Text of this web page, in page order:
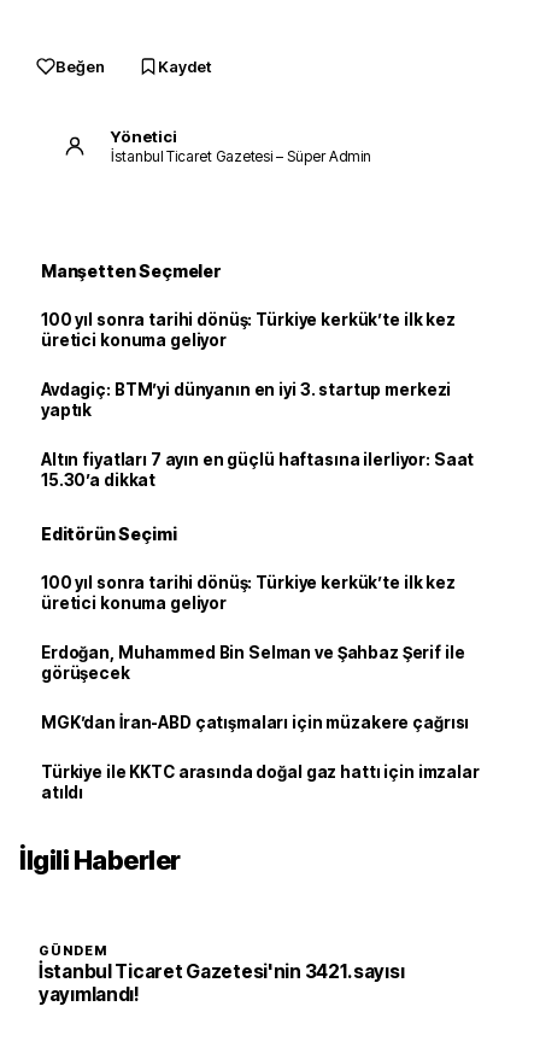
Beğen Kaydet
Yönetici
İstanbul Ticaret Gazetesi – Süper Admin
Manşetten Seçmeler
100 yıl sonra tarihi dönüş: Türkiye kerkük’te ilk kez
üretici konuma geliyor
Avdagiç: BTM’yi dünyanın en iyi 3. startup merkezi
yaptık
Altın fiyatları 7 ayın en güçlü haftasına ilerliyor: Saat
15.30’a dikkat
Editörün Seçimi
100 yıl sonra tarihi dönüş: Türkiye kerkük’te ilk kez
üretici konuma geliyor
Erdoğan, Muhammed Bin Selman ve Şahbaz Şerif ile
görüşecek
MGK’dan İran-ABD çatışmaları için müzakere çağrısı
Türkiye ile KKTC arasında doğal gaz hattı için imzalar
atıldı
İlgili Haberler
GÜNDEM
İstanbul Ticaret Gazetesi'nin 3421. sayısı
yayımlandı!